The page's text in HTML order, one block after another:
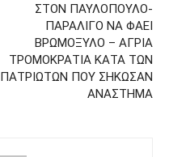
ΣΤΟΝ ΠΑΥΛΟΠΟΥΛΟ-
ΠΑΡΑΛΙΓΟ ΝΑ ΦΑΕΙ
ΒΡΩΜΟΞΥΛΟ – ΑΓΡΙΑ
ΤΡΟΜΟΚΡΑΤΙΑ ΚΑΤΑ ΤΩΝ
ΠΑΤΡΙΩΤΩΝ ΠΟΥ ΣΗΚΩΣΑΝ
ΑΝΑΣΤΗΜΑ